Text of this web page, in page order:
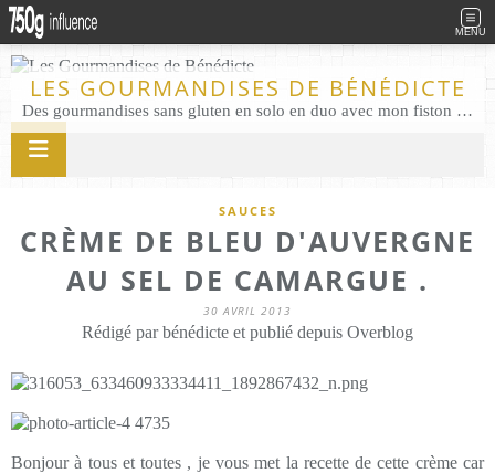
MENU
LES GOURMANDISES DE BÉNÉDICTE
Des gourmandises sans gluten en solo en duo avec mon fiston . Salé comme Sucré sans gluten éco responsable Les Gourmandises de Bénédicte gâteau produits locaux
SAUCES
CRÈME DE BLEU D'AUVERGNE
AU SEL DE CAMARGUE .
30 AVRIL 2013
Rédigé par bénédicte et publié depuis Overblog
Bonjour à tous et toutes , je vous met la recette de cette crème car